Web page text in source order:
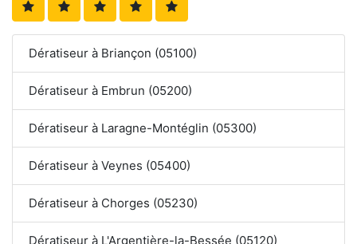
Dératiseur à Briançon (05100)
Dératiseur à Embrun (05200)
Dératiseur à Laragne-Montéglin (05300)
Dératiseur à Veynes (05400)
Dératiseur à Chorges (05230)
Dératiseur à L'Argentière-la-Bessée (05120)